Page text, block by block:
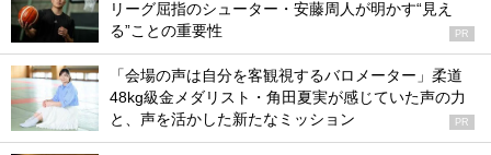
リーグ屈指のシューター・安藤周人が明かす“見え
る”ことの重要性
PR
「会場の声は自分を客観視するバロメーター」柔道
48kg級金メダリスト・角田夏実が感じていた声の力
と、声を活かした新たなミッション
PR